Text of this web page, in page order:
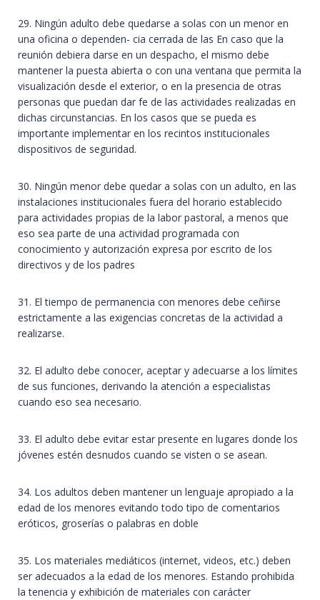
29. Ningún adulto debe quedarse a solas con un menor en
una oficina o dependen- cia cerrada de las En caso que la
reunión debiera darse en un despacho, el mismo debe
mantener la puesta abierta o con una ventana que permita la
visualización desde el exterior, o en la presencia de otras
personas que puedan dar fe de las actividades realizadas en
dichas circunstancias. En los casos que se pueda es
importante implementar en los recintos institucionales
dispositivos de seguridad.
30. Ningún menor debe quedar a solas con un adulto, en las
instalaciones institucionales fuera del horario establecido
para actividades propias de la labor pastoral, a menos que
eso sea parte de una actividad programada con
conocimiento y autorización expresa por escrito de los
directivos y de los padres
31. El tiempo de permanencia con menores debe ceñirse
estrictamente a las exigencias concretas de la actividad a
realizarse.
32. El adulto debe conocer, aceptar y adecuarse a los límites
de sus funciones, derivando la atención a especialistas
cuando eso sea necesario.
33. El adulto debe evitar estar presente en lugares donde los
jóvenes estén desnudos cuando se visten o se asean.
34. Los adultos deben mantener un lenguaje apropiado a la
edad de los menores evitando todo tipo de comentarios
eróticos, groserías o palabras en doble
35. Los materiales mediáticos (internet, videos, etc.) deben
ser adecuados a la edad de los menores. Estando prohibida
la tenencia y exhibición de materiales con carácter